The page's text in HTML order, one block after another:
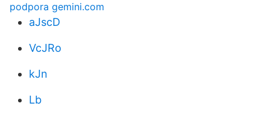
podpora gemini.com
aJscD
VcJRo
kJn
Lb